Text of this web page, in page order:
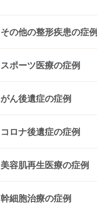
その他の整形疾患の症例
スポーツ医療の症例
がん後遺症の症例
コロナ後遺症の症例
美容肌再生医療の症例
幹細胞治療の症例